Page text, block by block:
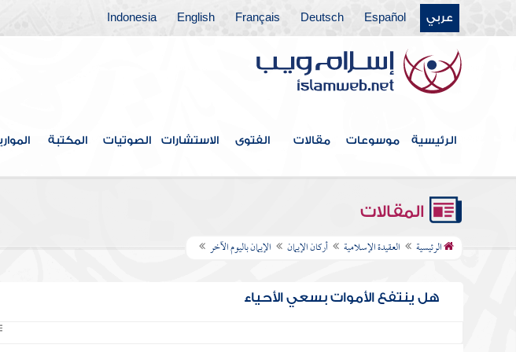
عربي Español
Deutsch
Français
English
Indonesia
الرئيسية موسوعات مقالات الفتوى الاستشارات الصوتيات المكتبة
المقالات
الرئيسية العقيدة الإسلامية أركان الإيمان الإيمان باليوم الآخر
هل ينتفع الأموات بسعي الأحياء